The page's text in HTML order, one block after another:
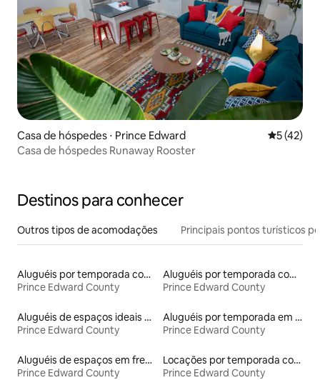
Casa de hóspedes ⋅ Prince Edward 5 de uma
5 (42)
Casa de hóspedes Runaway Rooster
Destinos para conhecer
Outros tipos de acomodações Principais pontos turísticos
Aluguéis por temporada com banheira de hidromassagem
Prince Edward County
Aluguéis por temporada com suítes privativas
Prince Edward County
Aluguéis de espaços ideais para famílias
Prince Edward County
Aluguéis por temporada em hotéis-fazenda
Prince Edward County
Aluguéis de espaços em frente à praia
Prince Edward County
Locações por temporada com piscina
Prince Edward County